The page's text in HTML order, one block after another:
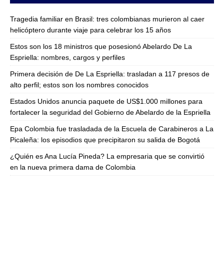
Tragedia familiar en Brasil: tres colombianas murieron al caer
helicóptero durante viaje para celebrar los 15 años
Estos son los 18 ministros que posesionó Abelardo De La
Espriella: nombres, cargos y perfiles
Primera decisión de De La Espriella: trasladan a 117 presos de
alto perfil; estos son los nombres conocidos
Estados Unidos anuncia paquete de US$1.000 millones para
fortalecer la seguridad del Gobierno de Abelardo de la Espriella
Epa Colombia fue trasladada de la Escuela de Carabineros a La
Picaleña: los episodios que precipitaron su salida de Bogotá
¿Quién es Ana Lucía Pineda? La empresaria que se convirtió
en la nueva primera dama de Colombia